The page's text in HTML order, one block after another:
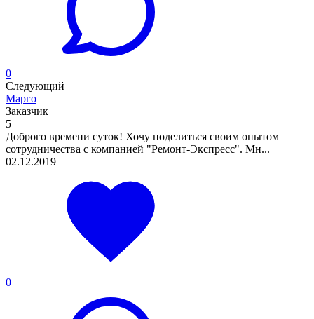
0
Следующий
Марго
Заказчик
5
Доброго времени суток! Хочу поделиться своим опытом
сотрудничества с компанией "Ремонт-Экспресс". Мн...
02.12.2019
0